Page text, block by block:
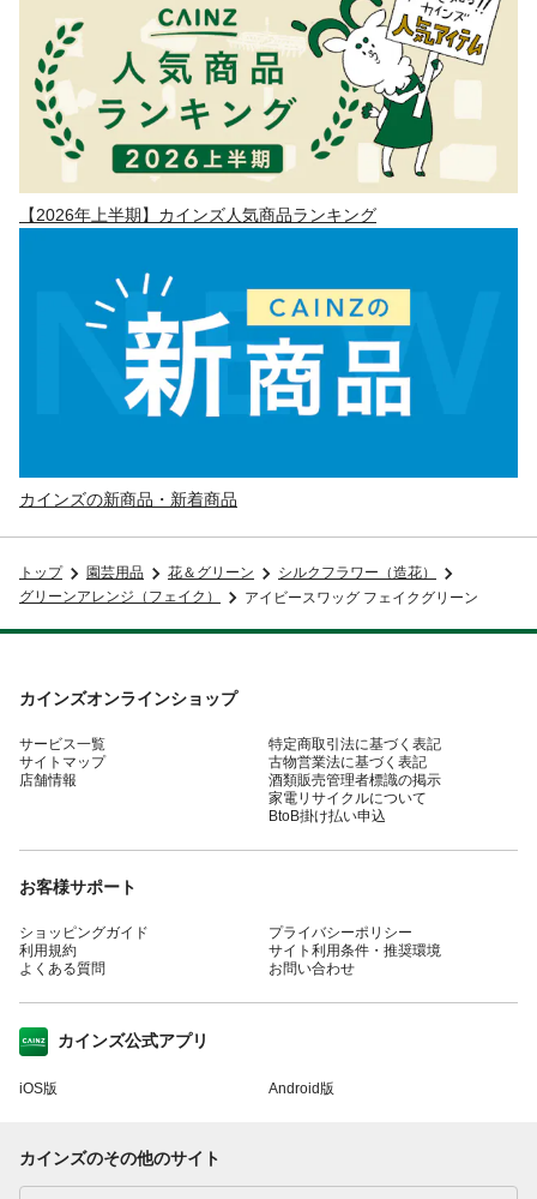
【2026年上半期】カインズ人気商品ランキング
カインズの新商品・新着商品
トップ 園芸用品 花＆グリーン
シルクフラワー（造花）
グリーンアレンジ（フェイク）
アイビースワッグ フェイクグリーン
カインズオンラインショップ
サービス一覧
サイトマップ
店舗情報
特定商取引法に基づく表記
古物営業法に基づく表記
酒類販売管理者標識の掲示
家電リサイクルについて
BtoB掛け払い申込
お客様サポート
ショッピングガイド
利用規約
よくある質問
プライバシーポリシー
サイト利用条件・推奨環境
お問い合わせ
カインズ公式アプリ
iOS版 Android版
カインズのその他のサイト